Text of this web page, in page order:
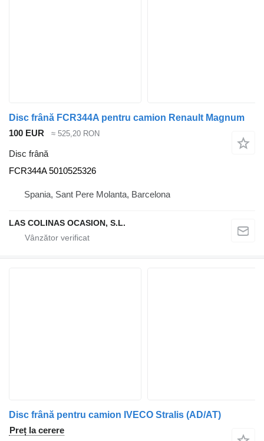
Disc frână FCR344A pentru camion Renault Magnum
100 EUR
≈ 525,20 RON
Disc frână
FCR344A 5010525326
Spania, Sant Pere Molanta, Barcelona
LAS COLINAS OCASION, S.L.
Disc frână pentru camion IVECO Stralis (AD/AT)
Preț la cerere